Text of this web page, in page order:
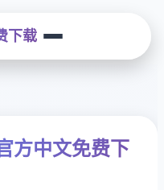
下载
方中文免费下